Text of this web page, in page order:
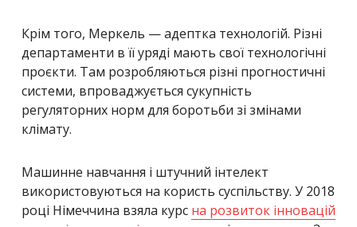
Крім того, Меркель — адептка технологій. Різні
департаменти в її уряді мають свої технологічні
проєкти. Там розробляються різні прогностичні
системи, впроваджується сукупність
регуляторних норм для боротьби зі змінами
клімату.
Машинне навчання і штучний інтелект
використовуються на користь суспільству. У 2018
році Німеччина взяла курс на розвиток інновацій